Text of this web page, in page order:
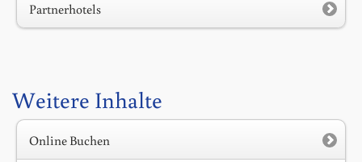
Partnerhotels
Weitere Inhalte
Online Buchen